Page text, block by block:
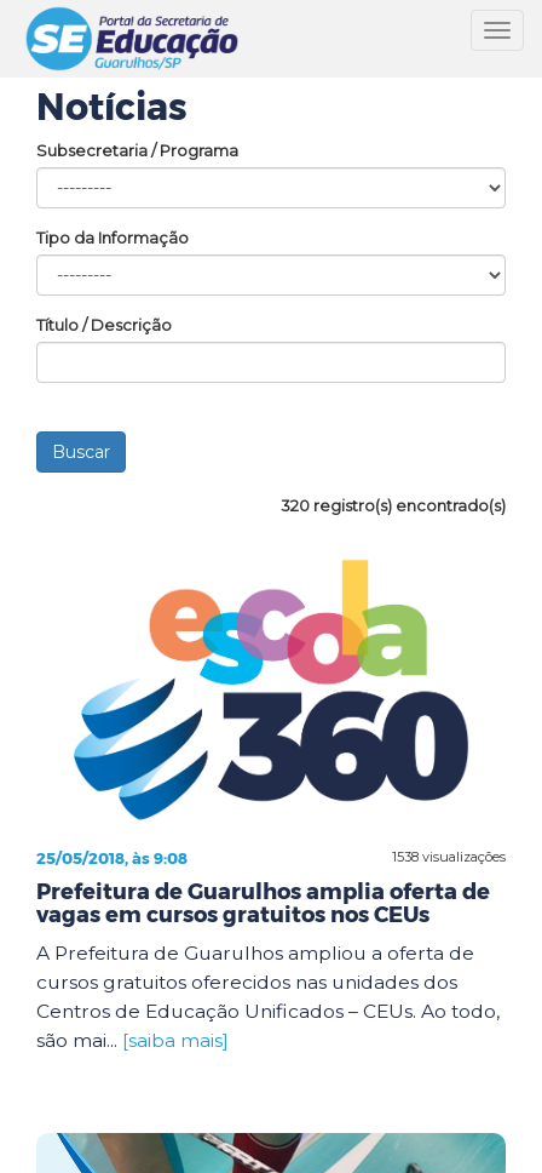
Notícias
Subsecretaria / Programa
Tipo da Informação
Título / Descrição
320 registro(s) encontrado(s)
1538 visualizações
25/05/2018, às 9:08
Prefeitura de Guarulhos amplia oferta de
vagas em cursos gratuitos nos CEUs
A Prefeitura de Guarulhos ampliou a oferta de
cursos gratuitos oferecidos nas unidades dos
Centros de Educação Unificados – CEUs. Ao todo,
são mai... [saiba mais]